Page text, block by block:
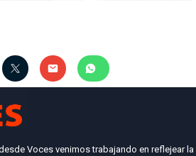
Voces venimos trabajando en reflejear la